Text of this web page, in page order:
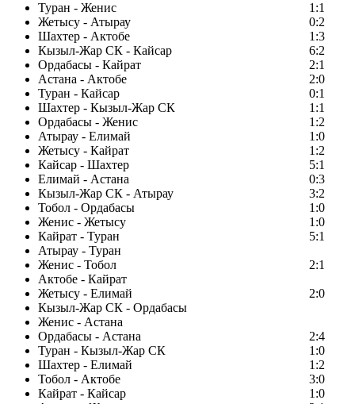
Туран - Женис
1:1
Жетысу - Атырау
0:2
Шахтер - Актобе
1:3
Кызыл-Жар СК - Кайсар
6:2
Ордабасы - Кайрат
2:1
Астана - Актобе
2:0
Туран - Кайсар
0:1
Шахтер - Кызыл-Жар СК
1:1
Ордабасы - Женис
1:2
Атырау - Елимай
1:0
Жетысу - Кайрат
1:2
Кайсар - Шахтер
5:1
Елимай - Астана
0:3
Кызыл-Жар СК - Атырау
3:2
Тобол - Ордабасы
1:0
Женис - Жетысу
1:0
Кайрат - Туран
5:1
Атырау - Туран
Женис - Тобол
2:1
Актобе - Кайрат
Жетысу - Елимай
2:0
Кызыл-Жар СК - Ордабасы
Женис - Астана
Ордабасы - Астана
2:4
Туран - Кызыл-Жар СК
1:0
Шахтер - Елимай
1:2
Тобол - Актобе
3:0
Кайрат - Кайсар
1:0